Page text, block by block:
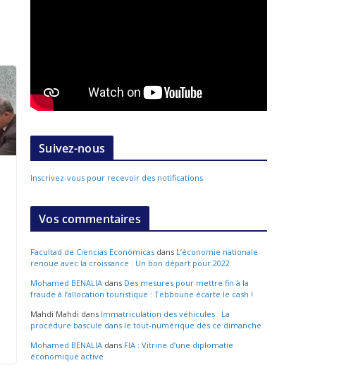
Suivez-nous
Inscrivez-vous pour recevoir des notifications
Vos commentaires
Facultad de Ciencias Económicas dans L’économie nationale
renoue avec la croissance : Un bon départ pour 2022
Mohamed BENALIA dans Des mesures pour mettre fin à la
fraude à l’allocation touristique : Tebboune écarte le cash !
Mahdi Mahdi dans Immatriculation des véhicules : La
procédure bascule dans le tout-numérique dès ce dimanche
Mohamed BENALIA dans FIA : Vitrine d’une diplomatie
économique active